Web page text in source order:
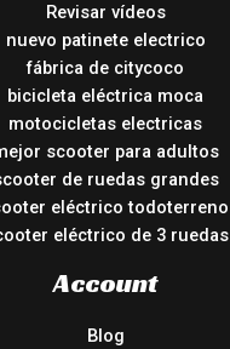
Revisar vídeos
nuevo patinete electrico
fábrica de citycoco
bicicleta eléctrica moca
motocicletas electricas
scooter para adultos
de ruedas grandes
eléctrico todoterreno
eléctrico de 3 ruedas
Account
Blog